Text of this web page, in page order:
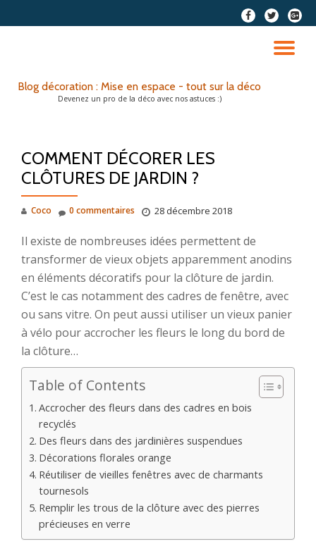
fa-
facebook
fa-
twitter
fa-
plus-
Blog décoration : Mise en espace - tout sur la déco
Devenez un pro de la déco avec nos astuces :)
COMMENT DÉCORER LES
CLÔTURES DE JARDIN ?
Coco 28 décembre 2018
0 commentaires
Il existe de nombreuses idées permettent de
transformer de vieux objets apparemment anodins
en éléments décoratifs pour la clôture de jardin.
C’est le cas notamment des cadres de fenêtre, avec
ou sans vitre. On peut aussi utiliser un vieux panier
à vélo pour accrocher les fleurs le long du bord de
la clôture…
Table of Contents
Accrocher des fleurs dans des cadres en bois
recyclés
Des fleurs dans des jardinières suspendues
Décorations florales orange
Réutiliser de vieilles fenêtres avec de charmants
tournesols
Remplir les trous de la clôture avec des pierres
précieuses en verre